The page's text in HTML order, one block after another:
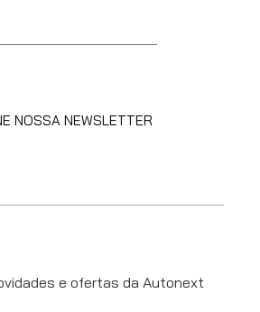
NOSSA NEWSLETTER
e ofertas da Autonext